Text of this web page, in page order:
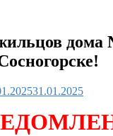
дома
31.01.2025